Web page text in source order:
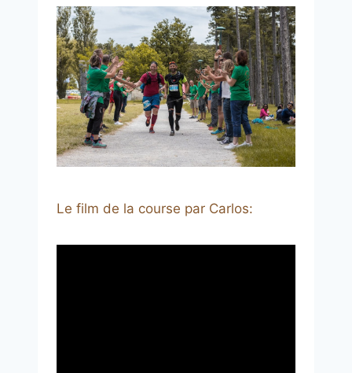
Le film de la course par Carlos: